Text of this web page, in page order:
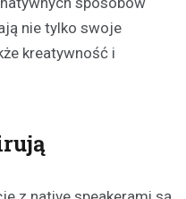
nie tylko swoje
kreatywność i